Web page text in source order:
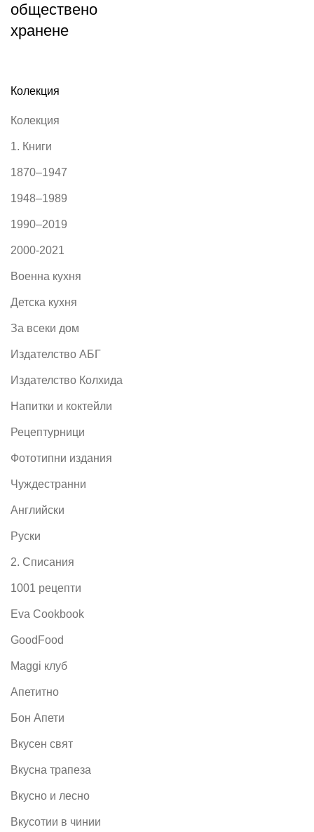
Колекция
Колекция
1. Книги
1870–1947
1948–1989
1990–2019
2000-2021
Военна кухня
Детска кухня
За всеки дом
Издателство АБГ
Издателство Колхида
Напитки и коктейли
Рецептурници
Фототипни издания
Чуждестранни
Английски
Руски
2. Списания
1001 рецепти
Eva Cookbook
GoodFood
Maggi клуб
Апетитно
Бон Апети
Вкусен свят
Вкусна трапеза
Вкусно и лесно
Вкусотии в чинии
обществено
хранене